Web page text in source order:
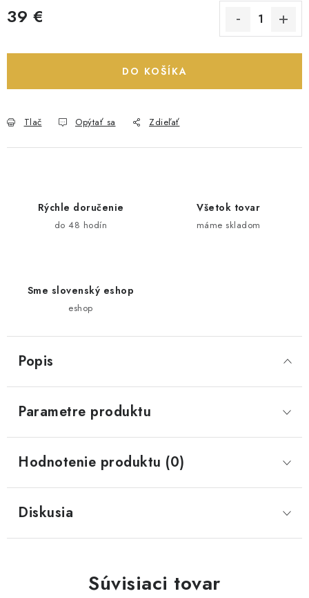
39 €
DO KOŠÍKA
Tlač Opýtať sa Zdieľať
Rýchle doručenie
do 48 hodín
Všetok tovar
máme skladom
Sme slovenský eshop
eshop
Popis
Parametre produktu
Hodnotenie produktu (0)
Diskusia
Súvisiaci tovar